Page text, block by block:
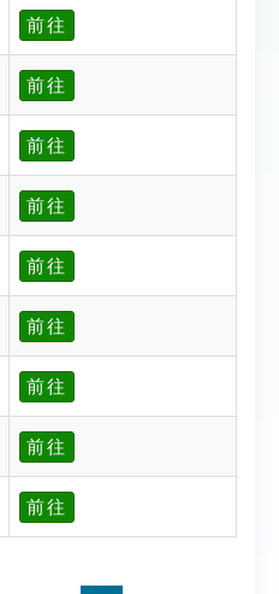
前往
前往
前往
前往
前往
前往
前往
前往
前往